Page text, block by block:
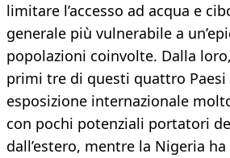
limitare l’accesso ad acqua e
generale più vulnerabile a
popolazioni coinvolte. Dalla
primi tre di questi quattro
esposizione internazionale
con pochi potenziali portatori
dall’estero, mentre la Nigeria